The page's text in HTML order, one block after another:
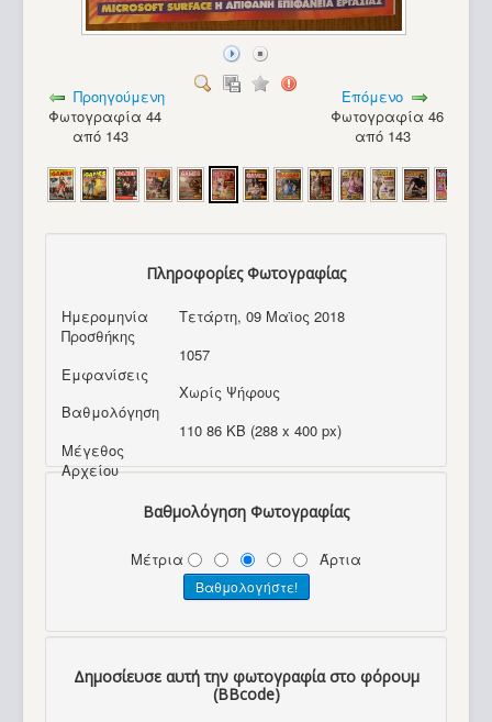
Spectravideo SV-318_17
Προηγούμενη
Φωτογραφία 44
από 143
Επόμενο
Φωτογραφία 46
από 143
Πληροφορίες Φωτογραφίας
Ημερομηνία
Προσθήκης
Τετάρτη, 09 Μαϊος 2018
Εμφανίσεις
1057
Βαθμολόγηση
Χωρίς Ψήφους
Μέγεθος
Αρχείου
110 86 KB (288 x 400 px)
Βαθμολόγηση Φωτογραφίας
Μέτρια Άρτια
Δημοσίευσε αυτή την φωτογραφία στο φόρουμ
(BBcode)